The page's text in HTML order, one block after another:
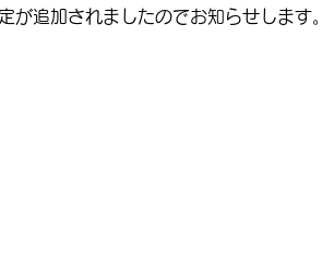
が追加されましたのでお知らせします。